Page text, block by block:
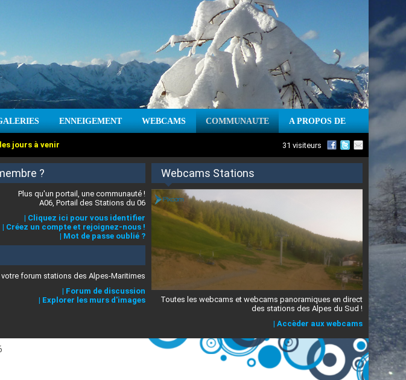
ENNEIGEMENT WEBCAMS COMMUNAUTE A PROPOS DE
à venir
jours à venir 31 visiteurs
?
Plus qu'un portail, une communauté !
A06, Portail des Stations du 06
| Cliquez ici pour vous identifier
| Créez un compte et rejoignez-nous !
| Mot de passe oublié ?
votre forum stations des Alpes-Maritimes
| Forum de discussion
| Explorer les murs d'images
Webcams Stations
Toutes les webcams et webcams panoramiques en direct
des stations des Alpes du Sud !
| Accèder aux webcams